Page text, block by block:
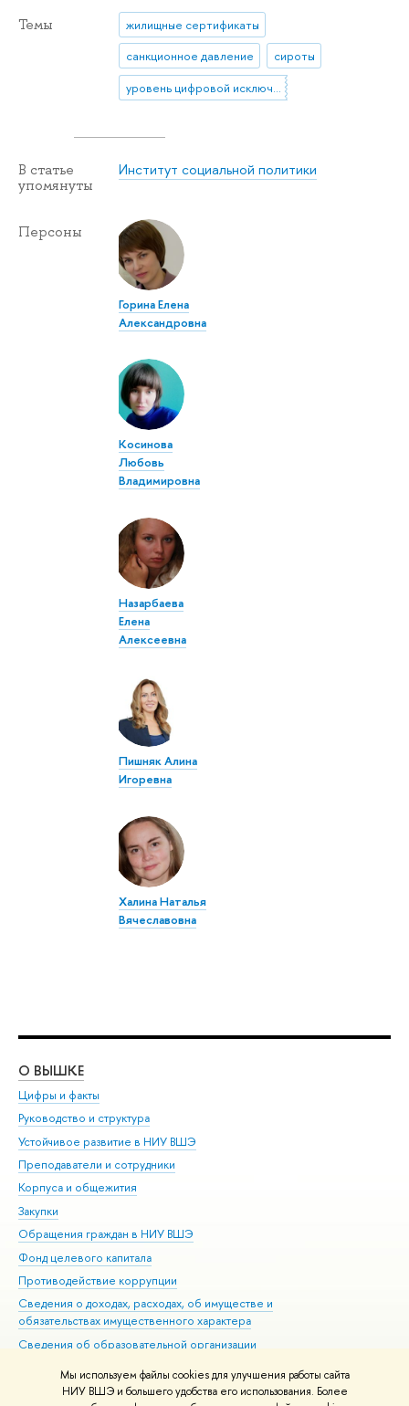
Мы используем файлы cookies для улучшения работы сайта
НИУ ВШЭ и большего удобства его использования. Более
Темы
жилищные сертификаты
санкционное давление
сироты
уровень цифровой исключенности россиян
В статье
упомянуты
Институт социальной политики
Персоны
Горина Елена
Александровна
Косинова
Любовь
Владимировна
Назарбаева
Елена
Алексеевна
Пишняк Алина
Игоревна
Халина Наталья
Вячеславовна
О ВЫШКЕ
Цифры и факты
Руководство и структура
Устойчивое развитие в НИУ ВШЭ
Преподаватели и сотрудники
Корпуса и общежития
Закупки
Обращения граждан в НИУ ВШЭ
Фонд целевого капитала
Противодействие коррупции
Сведения о доходах, расходах, об имуществе и
обязательствах имущественного характера
Сведения об образовательной организации
Людям с ограниченными возможностями здоровья
Единая платежная страница